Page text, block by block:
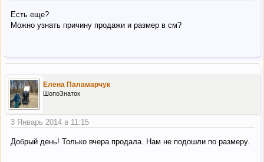
Есть еще?
Можно узнать причину продажи и размер в см?
Елена Паламарчук
ШопоЗнаток
3 Январь 2014 в 11:15
Добрый день! Только вчера продала. Нам не подошли по размеру.